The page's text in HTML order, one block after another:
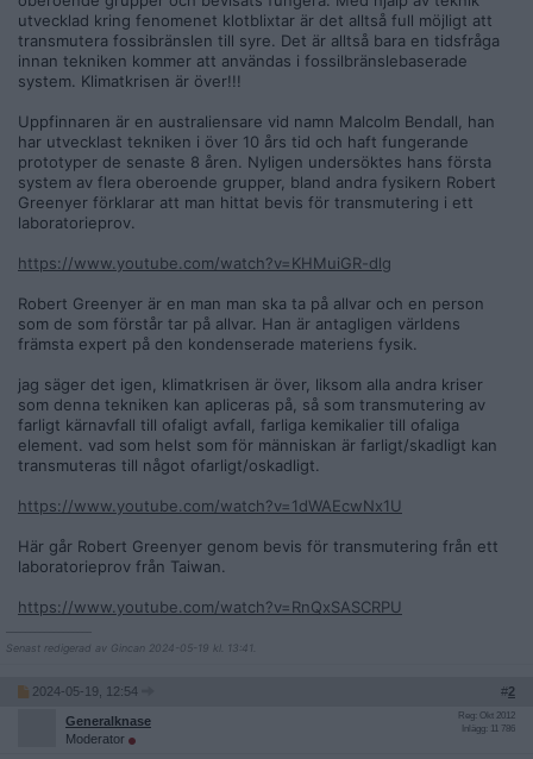
utvecklad kring fenomenet klotblixtar är det alltså full möjligt att
transmutera fossibränslen till syre. Det är alltså bara en tidsfråga
innan tekniken kommer att användas i fossilbränslebaserade
system. Klimatkrisen är över!!!
Uppfinnaren är en australiensare vid namn Malcolm Bendall, han
har utvecklast tekniken i över 10 års tid och haft fungerande
prototyper de senaste 8 åren. Nyligen undersöktes hans första
system av flera oberoende grupper, bland andra fysikern Robert
Greenyer förklarar att man hittat bevis för transmutering i ett
laboratorieprov.
https://www.youtube.com/watch?v=KHMuiGR-dlg
Robert Greenyer är en man man ska ta på allvar och en person
som de som förstår tar på allvar. Han är antagligen världens
främsta expert på den kondenserade materiens fysik.
jag säger det igen, klimatkrisen är över, liksom alla andra kriser
som denna tekniken kan apliceras på, så som transmutering av
farligt kärnavfall till ofaligt avfall, farliga kemikalier till ofaliga
element. vad som helst som för människan är farligt/skadligt kan
transmuteras till något ofarligt/oskadligt.
https://www.youtube.com/watch?v=1dWAEcwNx1U
Här går Robert Greenyer genom bevis för transmutering från ett
laboratorieprov från Taiwan.
https://www.youtube.com/watch?v=RnQxSASCRPU
Senast redigerad av Gincan 2024-05-19 kl. 13:41.
2024-05-19, 12:54 #2
Generalknase
Moderator
Reg: Okt 2012
Inlägg: 11 786